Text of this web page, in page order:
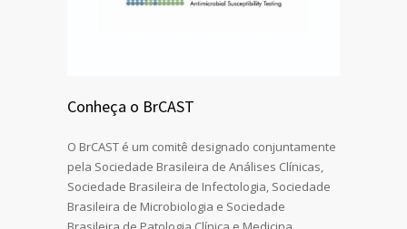
Conheça o BrCAST
O BrCAST é um comitê designado conjuntamente
pela Sociedade Brasileira de Análises Clínicas,
Sociedade Brasileira de Infectologia, Sociedade
Brasileira de Microbiologia e Sociedade